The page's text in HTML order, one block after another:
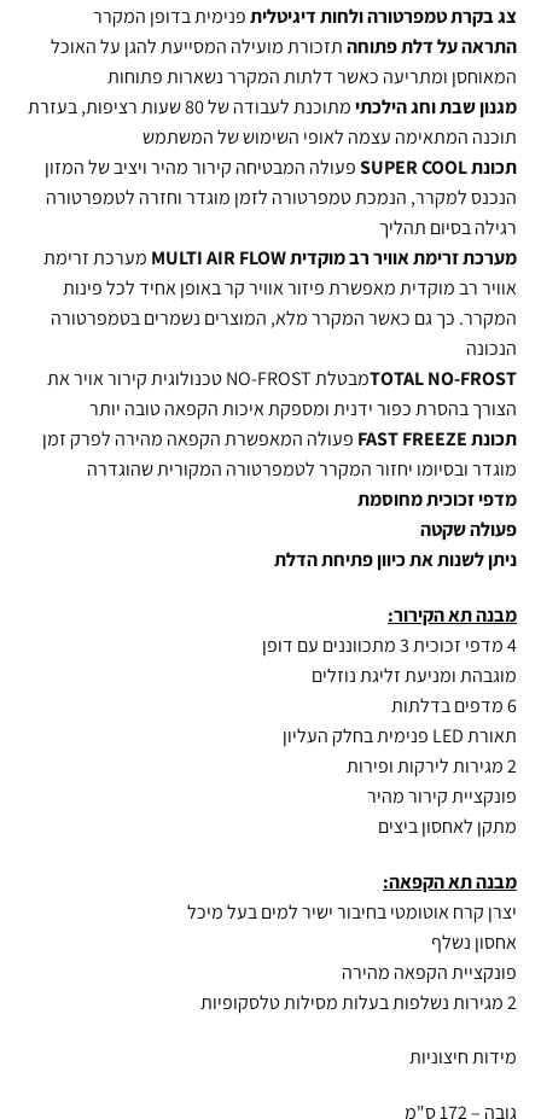
צג בקרת טמפרטורה ולחות דיגיטליתפנימית בדופן המקרר
התראה על דלת פתוחהתזכורת מועילה המסייעת להגן על האוכל
המאוחסן ומתריעה כאשר דלתות המקרר נשארות פתוחות
מגנון שבת וחג הילכתי
מתוכנת לעבודה של 80 שעות רציפות, בעזרת
תוכנה המתאימה עצמה לאופי השימוש של המשתמש
תכונתSUPER COOLפעולה המבטיחה קירור מהיר ויציב של המזון
הנכנס למקרר, הנמכת טמפרטורה לזמן מוגדר וחזרה לטמפרטורה
רגילה בסיום תהליך
מערכת זרימת אוויר רב מוקדית
מערכת זרימת
אוויר רב מוקדית מאפשרת פיזור אוויר קר באופן אחיד לכל פינות
המקרר. כך גם כאשר המקרר מלא, המוצרים נשמרים בטמפרטורה
הנכונה
TOTAL NO-FROST
מבטלת NO-FROST טכנולוגית קירור אויר את
הצורך בהסרת כפור ידנית ומספקת איכות הקפאה טובה יותר
תכונתFAST FREEZE פעולה המאפשרת הקפאה מהירה לפרק זמן
מוגדר ובסיומו יחזור המקרר לטמפרטורה המקורית שהוגדרה
מדפיזכוכיתמחוסמת
פעולהשקטה
ניתןלשנותאתכיווןפתיחתהדלת
מבנה תא הקירור:
4 מדפי זכוכית 3 מתכווננים עם דופן
מוגבהת ומניעת זליגת נוזלים
6 מדפים בדלתות
תאורת LED פנימית בחלק העליון
2 מגירות לירקות ופירות
פונקציית קירור מהיר
מתקן לאחסון ביצים
מבנה תא הקפאה:
יצרן קרח אוטומטי בחיבור ישיר למים בעל מיכל
אחסון נשלף
פונקציית הקפאה מהירה
2 מגירות נשלפות בעלות מסילות טלסקופיות
מידות חיצוניות
גובה – 172 ס"מ